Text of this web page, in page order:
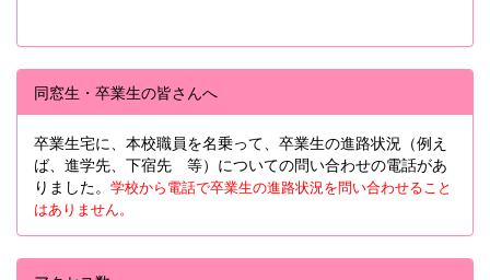
同窓生・卒業生の皆さんへ
卒業生宅に、本校職員を名乗って、卒業生の進路状況（例え
ば、進学先、下宿先 等）についての問い合わせの電話があ
りました。 学校から電話で卒業生の進路状況を問い合わせること
はありません。